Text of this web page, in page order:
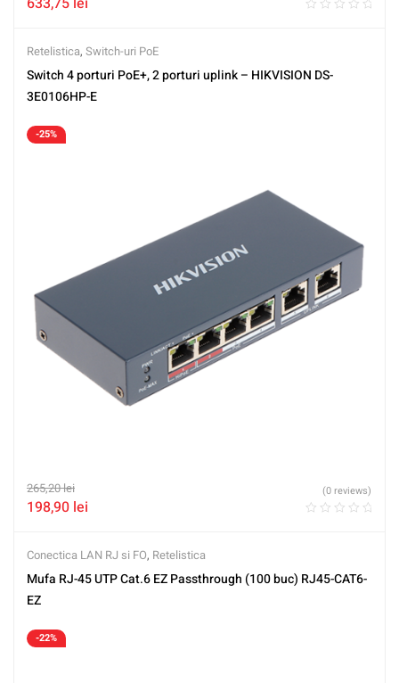
Retelistica, Switch-uri PoE
Switch 4 porturi PoE+, 2 porturi uplink – HIKVISION DS-
3E0106HP-E
-25%
265,20lei
198,90 lei
(0 reviews)
Conectica LAN RJ si FO, Retelistica
Mufa RJ-45 UTP Cat.6 EZ Passthrough (100 buc) RJ45-CAT6-
EZ
-22%